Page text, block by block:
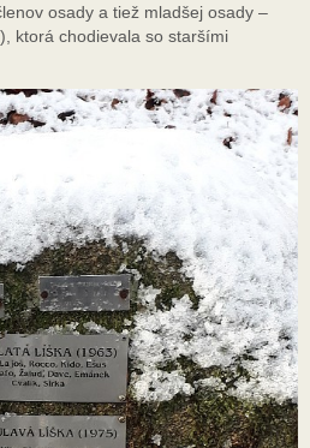
osady a tiež mladšej osady –
ktorá chodievala so staršími